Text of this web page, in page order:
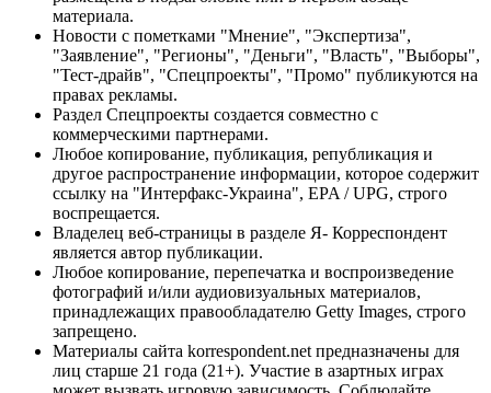
материала.
Новости с пометками "Мнение", "Экспертиза",
"Заявление", "Регионы", "Деньги", "Власть", "Выборы",
"Тест-драйв", "Спецпроекты", "Промо" публикуются на
правах рекламы.
Раздел Спецпроекты создается совместно с
коммерческими партнерами.
Любое копирование, публикация, републикация и
другое распространение информации, которое содержит
ссылку на "Интерфакс-Украина", EPA / UPG, строго
воспрещается.
Владелец веб-страницы в разделе Я- Корреспондент
является автор публикации.
Любое копирование, перепечатка и воспроизведение
фотографий и/или аудиовизуальных материалов,
принадлежащих правообладателю Getty Images, строго
запрещено.
Материалы сайта korrespondent.net предназначены для
лиц старше 21 года (21+). Участие в азартных играх